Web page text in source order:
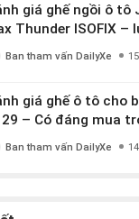
giá ghế ngồi ô tô
Thunder ISOFIX –
đến 12 năm” có
Ban tham vấn DailyXe
giá ghế ô tô cho
– Có đáng mua
Ban tham vấn DailyXe